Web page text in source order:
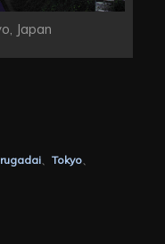
Japan
、Tokyo、